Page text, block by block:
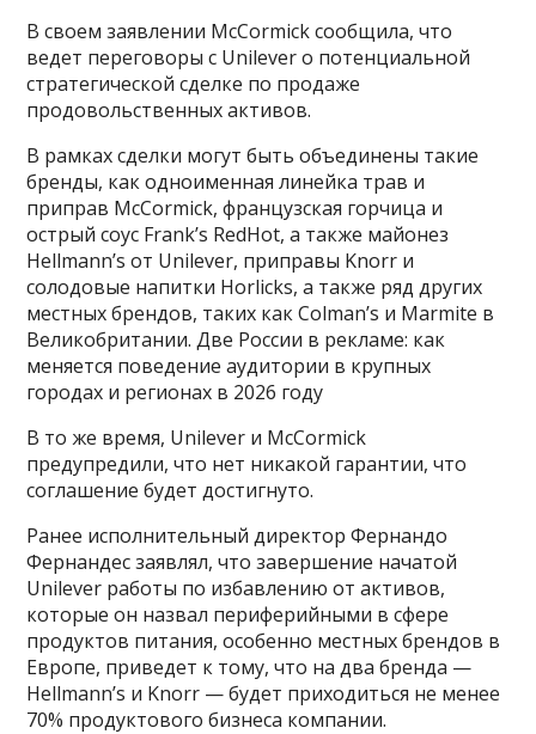
В своем заявлении McCormick сообщила, что
ведет переговоры с Unilever о потенциальной
стратегической сделке по продаже
продовольственных активов.
В рамках сделки могут быть объединены такие
бренды, как одноименная линейка трав и
приправ McCormick, французская горчица и
острый соус Frank’s RedHot, а также майонез
Hellmann’s от Unilever, приправы Knorr и
солодовые напитки Horlicks, а также ряд других
местных брендов, таких как Colman’s и Marmite в
Великобритании. Две России в рекламе: как
меняется поведение аудитории в крупных
городах и регионах в 2026 году
В то же время, Unilever и McCormick
предупредили, что нет никакой гарантии, что
соглашение будет достигнуто.
Ранее исполнительный директор Фернандо
Фернандес заявлял, что завершение начатой
Unilever работы по избавлению от активов,
которые он назвал периферийными в сфере
продуктов питания, особенно местных брендов в
Европе, приведет к тому, что на два бренда —
Hellmann’s и Knorr — будет приходиться не менее
70% продуктового бизнеса компании.